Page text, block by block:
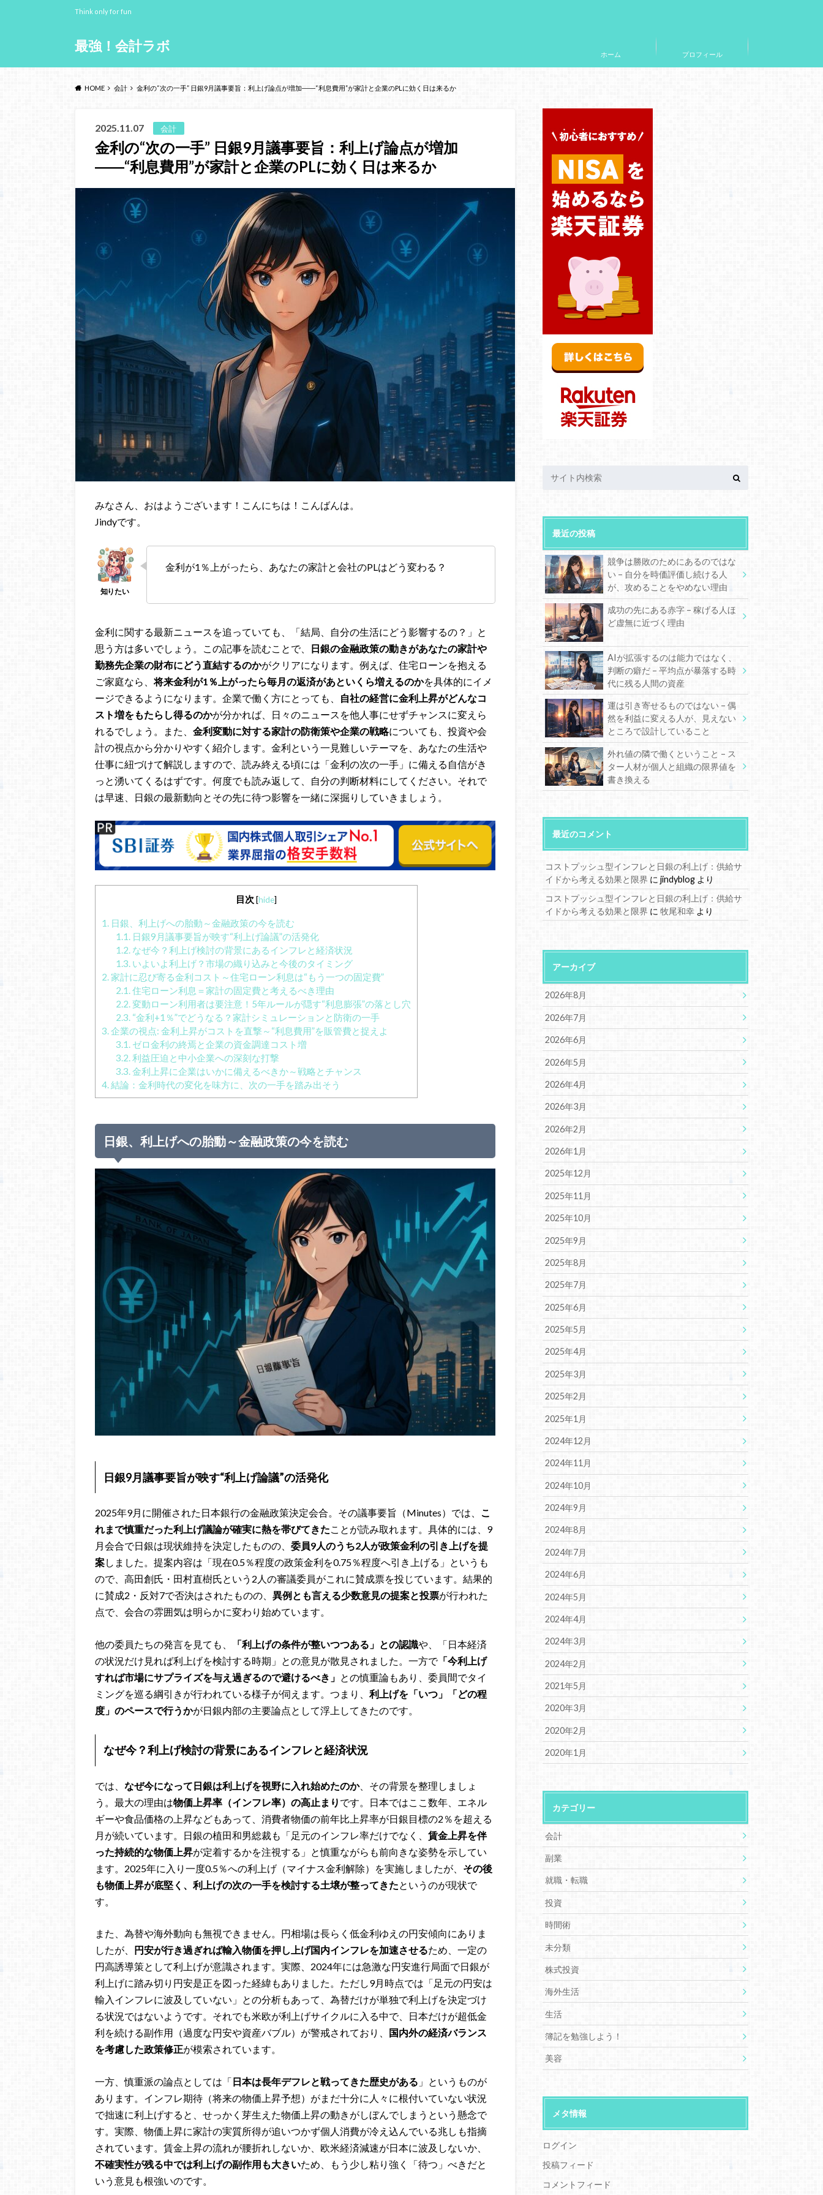
最強！会計ラボ
Think only for fun
ホーム プロフィール
HOME 会計 金利の“次の一手” 日銀9月議事要旨：利上げ論点が増加――“利息費用”が家計と企業のPLに効く日は来るか
2025.11.07 会計
金利の“次の一手” 日銀9月議事要旨：利上げ論点が増加
――“利息費用”が家計と企業のPLに効く日は来るか
みなさん、おはようございます！こんにちは！こんばんは。
Jindyです。
金利が1％上がったら、あなたの家計と会社のPLはどう変わる？
金利に関する最新ニュースを追っていても、「結局、自分の生活にどう影響するの？」と
思う方は多いでしょう。この記事を読むことで、
日銀の金融政策の動きがあなたの家計や
勤務先企業の財布にどう直結するのかがクリアになります。例えば、住宅ローンを抱える
ご家庭なら、将来金利が1％上がったら毎月の返済があといくら増えるのかを具体的にイメ
ージできるようになります。企業で働く方にとっても、
自社の経営に金利上昇がどんなコ
スト増をもたらし得るのかが分かれば、日々のニュースを他人事にせずチャンスに変えら
れるでしょう。また、 金利変動に対する家計の防衛策や企業の戦略についても、投資や会
計の視点から分かりやすく紹介します。金利という一見難しいテーマを、あなたの生活や
仕事に紐づけて解説しますので、読み終える頃には「金利の次の一手」に備える自信がき
っと湧いてくるはずです。何度でも読み返して、自分の判断材料にしてください。それで
は早速、日銀の最新動向とその先に待つ影響を一緒に深掘りしていきましょう。
目次 [hide]
1. 日銀、利上げへの胎動～金融政策の今を読む
1.1.日銀9月議事要旨が映す“利上げ論議”の活発化
1.2.なぜ今？利上げ検討の背景にあるインフレと経済状況
1.3.いよいよ利上げ？市場の織り込みと今後のタイミング
2. 家計に忍び寄る金利コスト～住宅ローン利息は“もう一つの固定費”
2.1.住宅ローン利息＝家計の固定費と考えるべき理由
2.2.変動ローン利用者は要注意！5年ルールが隠す“利息膨張”の落とし穴
2.3.“金利+1％”でどうなる？家計シミュレーションと防衛の一手
3.企業の視点: 金利上昇がコストを直撃～“利息費用”を販管費と捉えよ
3.1.ゼロ金利の終焉と企業の資金調達コスト増
3.2.利益圧迫と中小企業への深刻な打撃
3.3.金利上昇に企業はいかに備えるべきか～戦略とチャンス
4.結論：金利時代の変化を味方に、次の一手を踏み出そう
日銀、利上げへの胎動～金融政策の今を読む
日銀9月議事要旨が映す“利上げ論議”の活発化
2025年9月に開催された日本銀行の金融政策決定会合。その議事要旨（Minutes）では、 こ
れまで慎重だった利上げ議論が確実に熱を帯びてきたことが読み取れます。具体的には、9
月会合で日銀は現状維持を決定したものの、 委員9人のうち2人が政策金利の引き上げを提
案しました。提案内容は「現在0.5％程度の政策金利を0.75％程度へ引き上げる」というも
ので、高田創氏・田村直樹氏という2人の審議委員がこれに賛成票を投じています。結果的
に賛成2・反対7で否決はされたものの、 異例とも言える少数意見の提案と投票が行われた
点で、会合の雰囲気は明らかに変わり始めています。
他の委員たちの発言を見ても、 「利上げの条件が整いつつある」との認識や、「日本経済
の状況だけ見れば利上げを検討する時期」との意見が散見されました。一方で「今利上げ
すれば市場にサプライズを与え過ぎるので避けるべき」 との慎重論もあり、委員間でタイ
ミングを巡る綱引きが行われている様子が伺えます。つまり、 利上げを「いつ」「どの程
度」のペースで行うかが日銀内部の主要論点として浮上してきたのです。
なぜ今？利上げ検討の背景にあるインフレと経済状況
では、 なぜ今になって日銀は利上げを視野に入れ始めたのか、その背景を整理しましょ
う。最大の理由は物価上昇率（インフレ率）の高止まり です。日本ではここ数年、エネル
ギーや食品価格の上昇などもあって、消費者物価の前年比上昇率が日銀目標の2％を超える
月が続いています。日銀の植田和男総裁も「足元のインフレ率だけでなく、 賃金上昇を伴
った持続的な物価上昇が定着するかを注視する」と慎重ながらも前向きな姿勢を示してい
ます。2025年に入り一度0.5％への利上げ（マイナス金利解除）を実施しましたが、 その後
も物価上昇が底堅く、利上げの次の一手を検討する土壌が整ってきたというのが現状で
す。
また、為替や海外動向も無視できません。円相場は長らく低金利ゆえの円安傾向にありま
したが、
円安が行き過ぎれば輸入物価を押し上げ国内インフレを加速させるため、一定の
円高誘導策として利上げが意識されます。実際、2024年には急激な円安進行局面で日銀が
利上げに踏み切り円安是正を図った経緯もありました。ただし9月時点では「足元の円安は
輸入インフレに波及していない」との分析もあって、為替だけが単独で利上げを決定づけ
る状況ではないようです。それでも米欧が利上げサイクルに入る中で、日本だけが超低金
利を続ける副作用（過度な円安や資産バブル）が警戒されており、
国内外の経済バランス
を考慮した政策修正が模索されています。
一方、慎重派の論点としては「日本は長年デフレと戦ってきた歴史がある 」というものが
あります。インフレ期待（将来の物価上昇予想）がまだ十分に人々に根付いていない状況
で拙速に利上げすると、せっかく芽生えた物価上昇の動きがしぼんでしまうという懸念で
す。実際、物価上昇に家計の実質所得が追いつかず個人消費が冷え込んでいる兆しも指摘
されています。賃金上昇の流れが腰折れしないか、欧米経済減速が日本に波及しないか、
不確実性が残る中では利上げの副作用も大きいため、もう少し粘り強く「待つ」べきだと
いう意見も根強いのです。
最近の投稿
競争は勝敗のためにあるのではな
い – 自分を時価評価し続ける人
が、攻めることをやめない理由
成功の先にある赤字 – 稼げる人ほ
ど虚無に近づく理由
AIが拡張するのは能力ではなく、
判断の癖だ – 平均点が暴落する時
代に残る人間の資産
運は引き寄せるものではない – 偶
然を利益に変える人が、見えない
ところで設計していること
外れ値の隣で働くということ – ス
ター人材が個人と組織の限界値を
書き換える
最近のコメント
コストプッシュ型インフレと日銀の利上げ：供給サ
イドから考える効果と限界 にjindyblog より
コストプッシュ型インフレと日銀の利上げ：供給サ
イドから考える効果と限界 に牧尾和幸 より
アーカイブ
2026年8月
2026年7月
2026年6月
2026年5月
2026年4月
2026年3月
2026年2月
2026年1月
2025年12月
2025年11月
2025年10月
2025年9月
2025年8月
2025年7月
2025年6月
2025年5月
2025年4月
2025年3月
2025年2月
2025年1月
2024年12月
2024年11月
2024年10月
2024年9月
2024年8月
2024年7月
2024年6月
2024年5月
2024年4月
2024年3月
2024年2月
2021年5月
2020年3月
2020年2月
2020年1月
カテゴリー
会計
副業
就職・転職
投資
時間術
未分類
株式投資
海外生活
生活
簿記を勉強しよう！
美容
メタ情報
ログイン
投稿フィード
コメントフィード